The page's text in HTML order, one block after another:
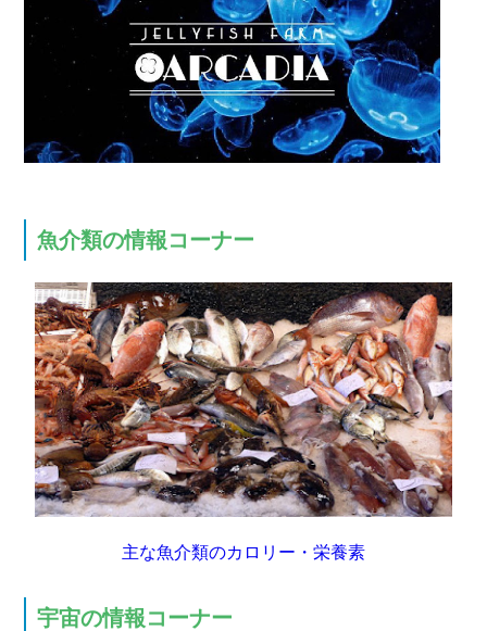
魚介類の情報コーナー
主な魚介類のカロリー・栄養素
宇宙の情報コーナー